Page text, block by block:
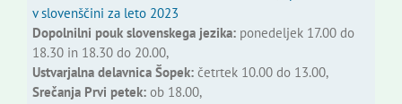
v slovenščini za leto 2023
Dopolnilni pouk slovenskega jezika:ponedeljek 17.00 do
18.30 in 18.30 do 20.00,
Ustvarjalna delavnica Šopek:četrtek 10.00 do 13.00,
Srečanja Prvi petek:ob 18.00,